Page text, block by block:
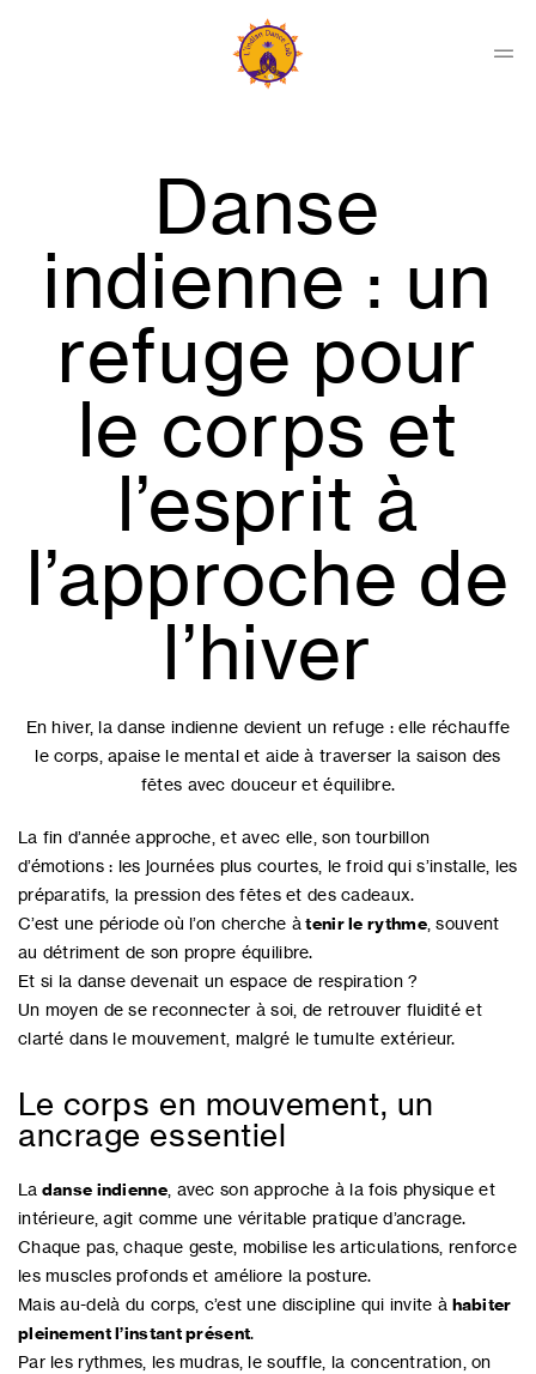
Collectif
Danse
indienne : un
refuge pour
le corps et
l’esprit à
l’approche de
l’hiver
En hiver, la danse indienne devient un refuge : elle réchauffe
le corps, apaise le mental et aide à traverser la saison des
fêtes avec douceur et équilibre.
La fin d’année approche, et avec elle, son tourbillon
d’émotions : les journées plus courtes, le froid qui s’installe, les
préparatifs, la pression des fêtes et des cadeaux.
C’est une période où l’on cherche àtenir le rythme, souvent
au détriment de son propre équilibre.
Et si la danse devenait un espace de respiration ?
Un moyen de se reconnecter à soi, de retrouver fluidité et
clarté dans le mouvement, malgré le tumulte extérieur.
Le corps en mouvement, un
ancrage essentiel
La danse indienne, avec son approche à la fois physique et
intérieure, agit comme une véritable pratique d’ancrage.
Chaque pas, chaque geste, mobilise les articulations, renforce
les muscles profonds et améliore la posture.
Mais au-delà du corps, c’est une discipline qui invite à habiter
pleinement l’instant présent.
Par les rythmes, les mudras, le souffle, la concentration, on